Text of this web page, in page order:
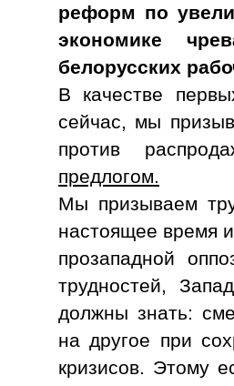
реформ по
экономике
белорусских
В качестве
сейчас, мы
против
предлогом.
Мы призываем
настоящее время
прозападной
трудностей,
должны знать:
на другое при
кризисов. Этому